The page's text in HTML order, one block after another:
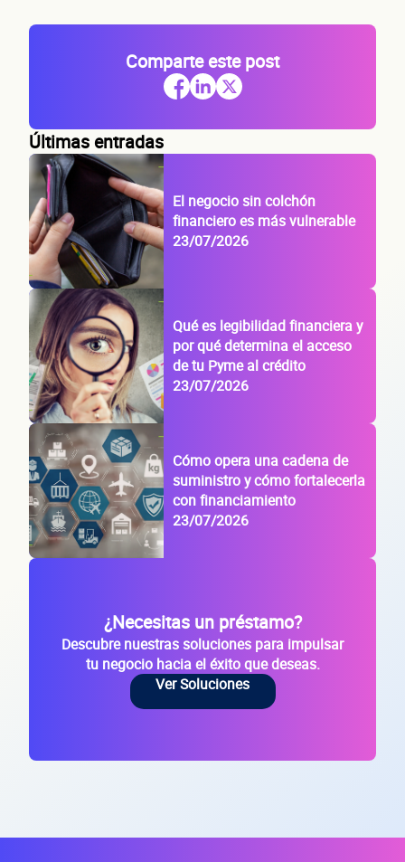
Comparte este post
Últimas entradas
El negocio sin colchón
financiero es más vulnerable
23/07/2026
Qué es legibilidad financiera y
por qué determina el acceso
de tu Pyme al crédito
23/07/2026
Cómo opera una cadena de
suministro y cómo fortalecerla
con financiamiento
23/07/2026
¿Necesitas un préstamo?
Descubre nuestras soluciones para impulsar
tu negocio hacia el éxito que deseas.
Ver Soluciones
Correo electrónico
Datos
tu
Razón social
RFC de la empresa